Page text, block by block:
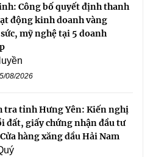
Công bố quyết định thanh
động kinh doanh vàng
mỹ nghệ tại 5 doanh
08/2026
tra tỉnh Hưng Yên: Kiến nghị
đất, giấy chứng nhận đầu tư
hàng xăng dầu Hải Nam